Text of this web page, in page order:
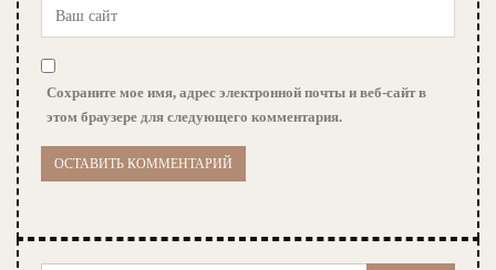
Сохраните мое имя, адрес электронной почты и веб-сайт в
этом браузере для следующего комментария.